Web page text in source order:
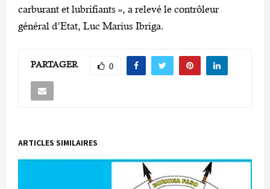
carburant et lubrifiants », a relevé le contrôleur
général d’Etat, Luc Marius Ibriga.
PARTAGER 0
ARTICLES SIMILAIRES